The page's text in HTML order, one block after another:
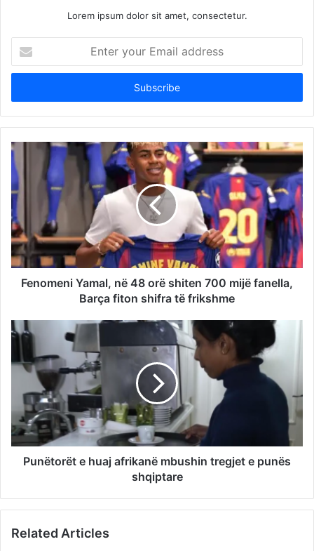
Lorem ipsum dolor sit amet, consectetur.
your
Email
Fenomeni Yamal, në 48 orë shiten 700 mijë fanella,
Barça fiton shifra të frikshme
Punëtorët e huaj afrikanë mbushin tregjet e punës
shqiptare
Related Articles